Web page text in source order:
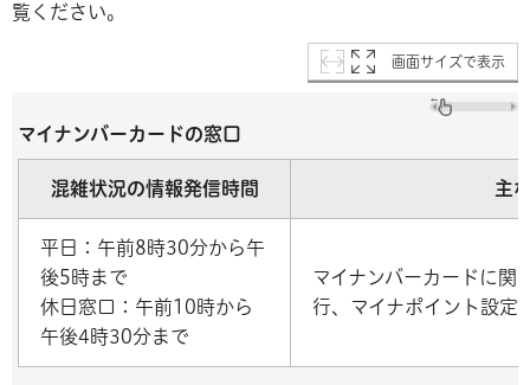
覧ください。
画面サイズで表示
マイナンバーカードの窓口
混雑状況の情報発信時間 主
平日：午前8時30分から午
後5時まで
休日窓口：午前10時から
午後4時30分まで
マイナンバーカードに関
行、マイナポイント設定